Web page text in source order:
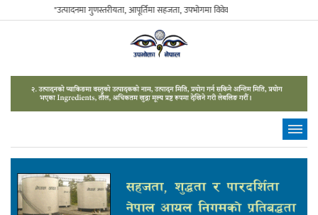
"उत्पादनमा गुणस्तरीयता, आपूर्तिमा सहजता, उपभोगमा विवेकशीलता" - The Sustainable